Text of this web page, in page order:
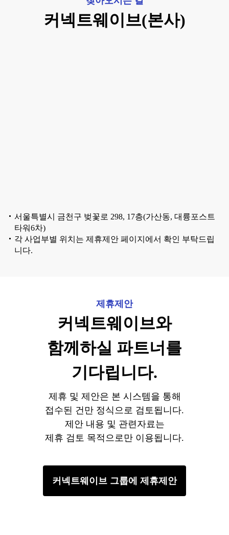
커넥트웨이브(본사)
서울특별시 금천구 벚꽃로 298, 17층(가산동, 대륭포스트
타워6차)
각 사업부별 위치는 제휴제안 페이지에서 확인 부탁드립
니다.
제휴제안
커넥트웨이브와
함께하실 파트너를
기다립니다.
제휴 및 제안은 본 시스템을 통해
접수된 건만 정식으로 검토됩니다.
제안 내용 및 관련자료는
제휴 검토 목적으로만 이용됩니다.
커넥트웨이브 그룹에 제휴제안